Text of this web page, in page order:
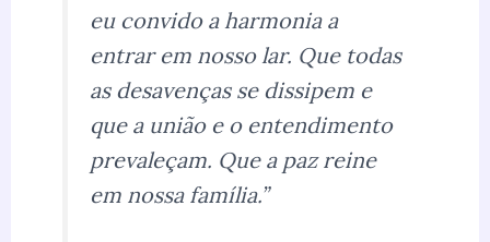
eu convido a harmonia a
entrar em nosso lar. Que todas
as desavenças se dissipem e
que a união e o entendimento
prevaleçam. Que a paz reine
em nossa família.”